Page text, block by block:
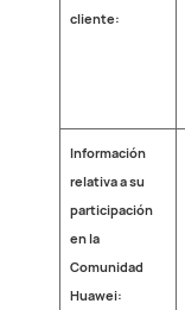
cliente:
Información
relativa a su
participación
en la
Comunidad
Huawei: